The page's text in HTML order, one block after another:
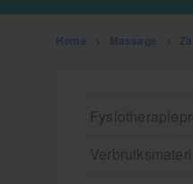
Home Massage